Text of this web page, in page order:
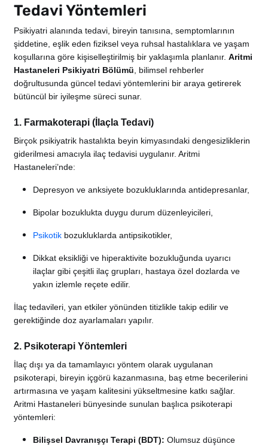
Tedavi Yöntemleri
Psikiyatri alanında tedavi, bireyin tanısına, semptomlarının
şiddetine, eşlik eden fiziksel veya ruhsal hastalıklara ve yaşam
koşullarına göre kişiselleştirilmiş bir yaklaşımla planlanır.Aritmi
Hastaneleri Psikiyatri Bölümü , bilimsel rehberler
doğrultusunda güncel tedavi yöntemlerini bir araya getirerek
bütüncül bir iyileşme süreci sunar.
1. Farmakoterapi (İlaçla Tedavi)
Birçok psikiyatrik hastalıkta beyin kimyasındaki dengesizliklerin
giderilmesi amacıyla ilaç tedavisi uygulanır. Aritmi
Hastaneleri’nde:
Depresyon ve anksiyete bozukluklarında antidepresanlar,
Bipolar bozuklukta duygu durum düzenleyicileri,
Psikotik bozukluklarda antipsikotikler,
Dikkat eksikliği ve hiperaktivite bozukluğunda uyarıcı
ilaçlar gibi çeşitli ilaç grupları, hastaya özel dozlarda ve
yakın izlemle reçete edilir.
İlaç tedavileri, yan etkiler yönünden titizlikle takip edilir ve
gerektiğinde doz ayarlamaları yapılır.
2. Psikoterapi Yöntemleri
İlaç dışı ya da tamamlayıcı yöntem olarak uygulanan
psikoterapi, bireyin içgörü kazanmasına, baş etme becerilerini
artırmasına ve yaşam kalitesini yükseltmesine katkı sağlar.
Aritmi Hastaneleri bünyesinde sunulan başlıca psikoterapi
yöntemleri:
Bilişsel Davranışçı Terapi (BDT): Olumsuz düşünce